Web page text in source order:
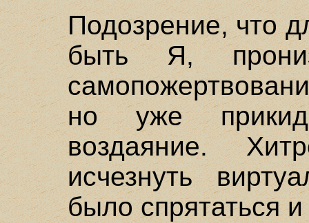
Подозрение, что
быть Я,
но уже
воздаяние.
исчезнуть
было спрятаться